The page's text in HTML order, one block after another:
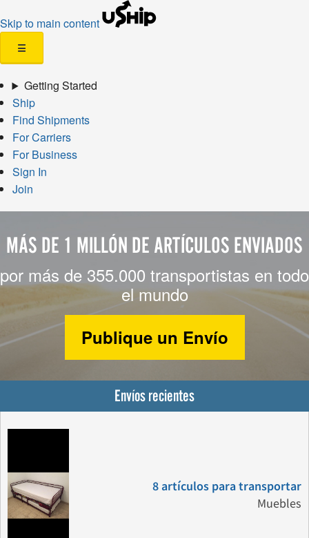
Skip to main content
☰
Getting Started
Ship
Find Shipments
For Carriers
For Business
Sign In
Join
MÁS DE 1 MILLÓN DE ARTÍCULOS ENVIADOS
por más de 355.000 transportistas en todo
el mundo
Publique un Envío
Envíos recientes
8 artículos para transportar
Muebles